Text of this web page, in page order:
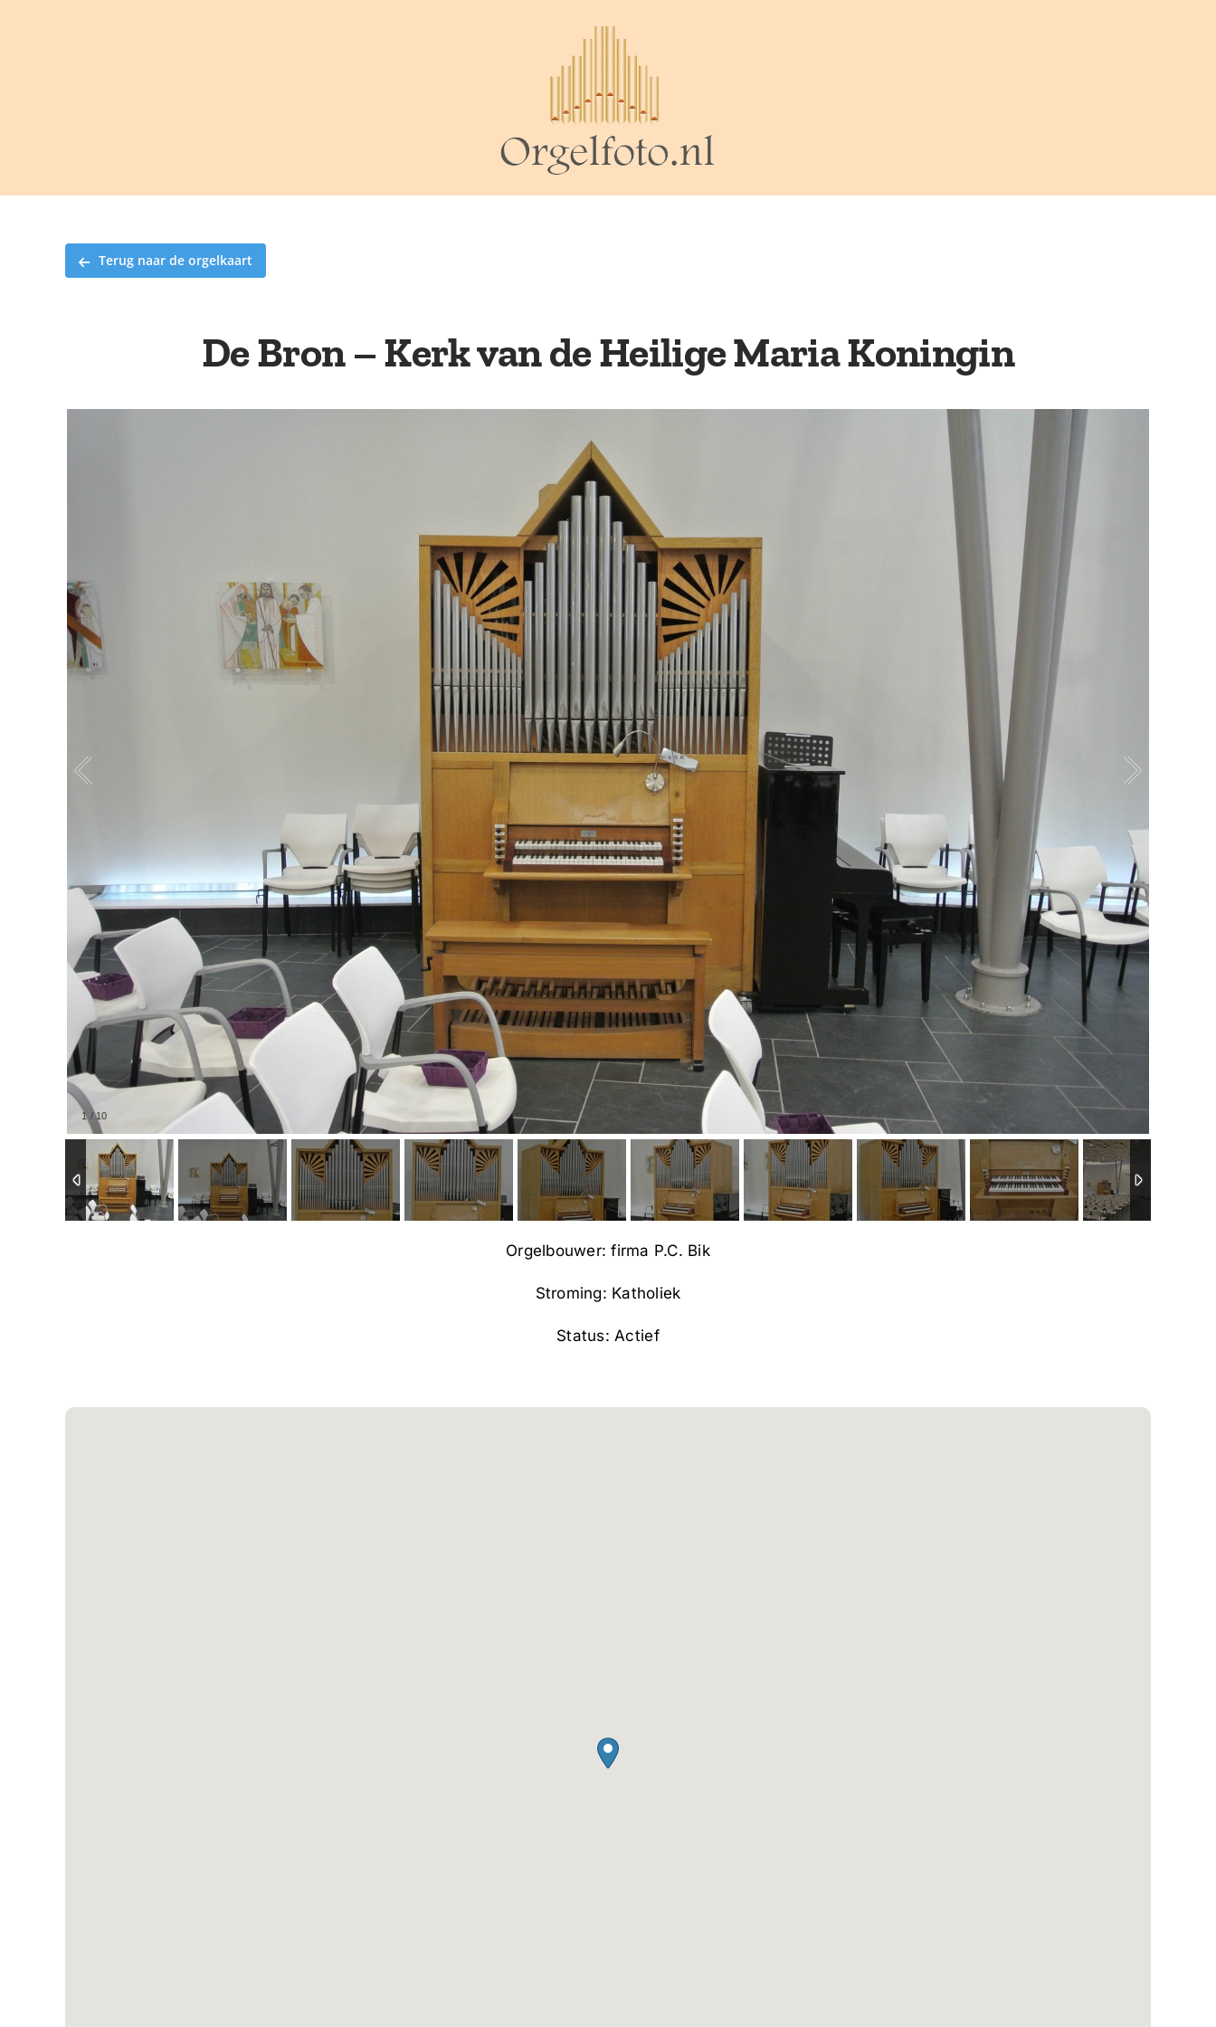
Terug naar de orgelkaart
De Bron – Kerk van de Heilige Maria Koningin
1 /10
Orgelbouwer: firma P.C. Bik
Stroming: Katholiek
Status: Actief